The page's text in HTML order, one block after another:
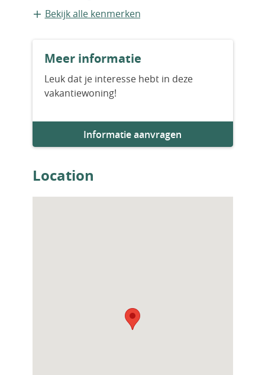
badkamers, pre-installatie voor een smart
Vrijstaande recreatiewoning
Nieuwbouw
Aantal slaapkamers
Aantal badkamers
Woningfaciliteiten
Bekijk alle kenmerken
Meer informatie
Leuk dat je interesse hebt in deze
vakantiewoning!
Informatie aanvragen
Location